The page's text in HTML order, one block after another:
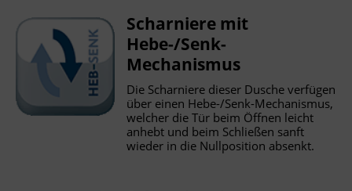
Scharniere mit
Hebe-/Senk-
Mechanismus
Die Scharniere dieser Dusche verfügen
über einen Hebe-/Senk-Mechanismus,
welcher die Tür beim Öffnen leicht
anhebt und beim Schließen sanft
wieder in die Nullposition absenkt.